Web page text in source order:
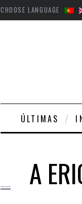
CHOOSE LANGUAGE
ÚLTIMAS
A